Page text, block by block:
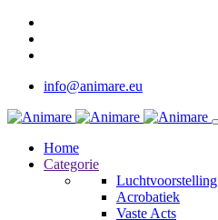
info@animare.eu
Home
Categorie
Luchtvoorstelling
Acrobatiek
Vaste Acts